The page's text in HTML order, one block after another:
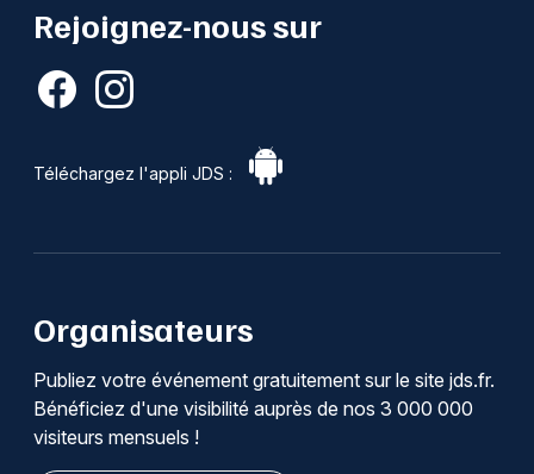
Rejoignez-nous sur
Téléchargez l'appli JDS :
Organisateurs
Publiez votre événement gratuitement sur le site jds.fr.
Bénéficiez d'une visibilité auprès de nos 3 000 000
visiteurs mensuels !